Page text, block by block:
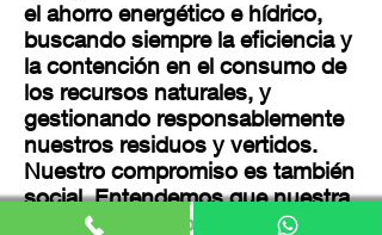
el ahorro energético e hídrico,
buscando siempre la eficiencia y
la contención en el consumo de
los recursos naturales, y
gestionando responsablemente
nuestros residuos y vertidos.
Nuestro compromiso es también
social. Entendemos que nuestra
actividad será sostenible si